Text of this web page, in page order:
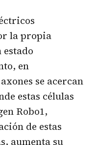
la propia
en
se acercan
estas células
Robo1,
de estas
aumenta su